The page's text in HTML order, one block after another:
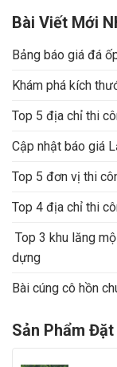
Bài Viết Mới
Bảng báo giá đá
Khám phá kích
Top 5 địa chỉ thi
Cập nhật báo giá
Top 5 đơn vị thi
Top 4 địa chỉ thi
Top 3 khu lăng
dựng
Bài cúng cô hồn
Sản Phẩm Đặt